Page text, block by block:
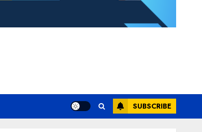
SUBSCRIBE